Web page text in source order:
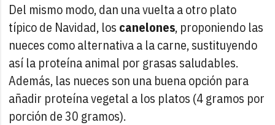
Del mismo modo, dan una vuelta a otro plato
típico de Navidad, los canelones, proponiendo las
nueces como alternativa a la carne, sustituyendo
así la proteína animal por grasas saludables.
Además, las nueces son una buena opción para
añadir proteína vegetal a los platos (4 gramos por
porción de 30 gramos).